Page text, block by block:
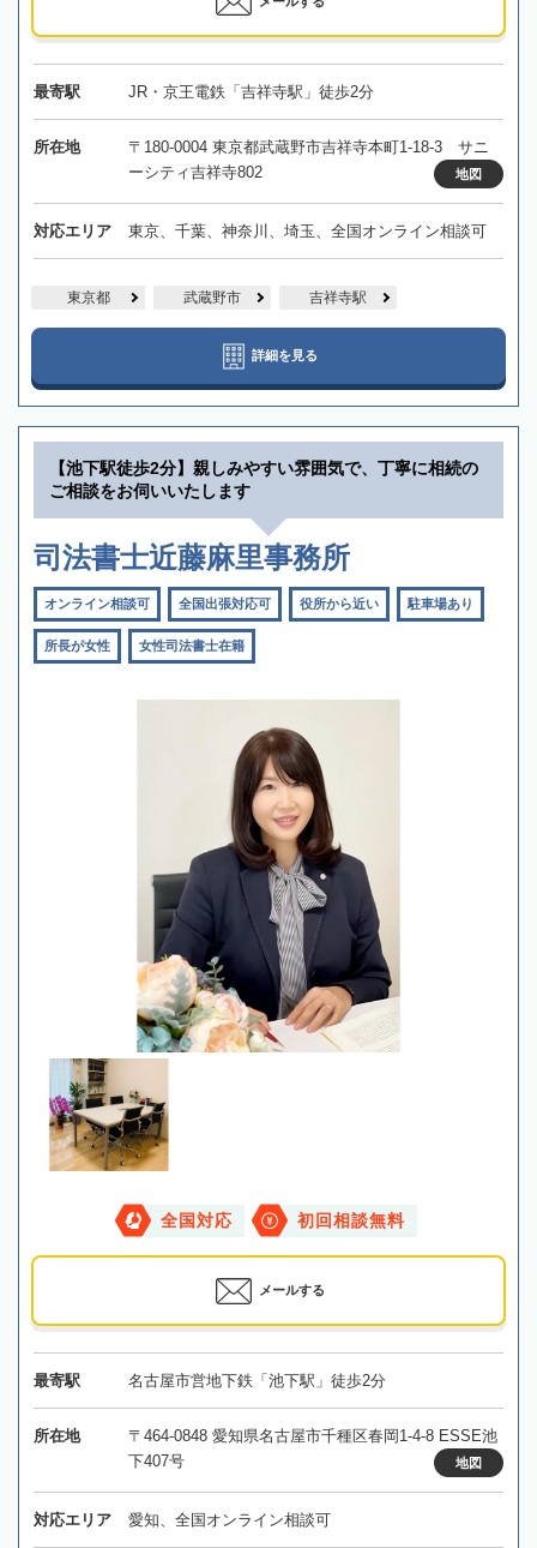
最寄駅 JR・京王電鉄「吉祥寺駅」徒歩2分
所在地
〒180-0004 東京都武蔵野市吉祥寺本町1-18-3 サニ
ーシティ吉祥寺802
地図
対応エリア 東京、千葉、神奈川、埼玉、全国オンライン相談可
東京都 武蔵野市 吉祥寺駅
詳細を見る
【池下駅徒歩2分】親しみやすい雰囲気で、丁寧に相続の
ご相談をお伺いいたします
司法書士近藤麻里事務所
オンライン相談可 全国出張対応可 役所から近い 駐車場あり
所長が女性 女性司法書士在籍
全国対応 初回相談無料
メールする
最寄駅 名古屋市営地下鉄「池下駅」徒歩2分
所在地
〒464-0848 愛知県名古屋市千種区春岡1-4-8 ESSE池
下407号
地図
対応エリア 愛知、全国オンライン相談可